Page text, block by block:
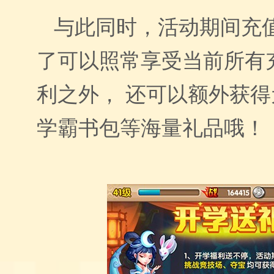
与此同时，活动期间充
了可以照常享受当前所有
利之外，
还可以额外获
学霸书包等海量礼品哦！